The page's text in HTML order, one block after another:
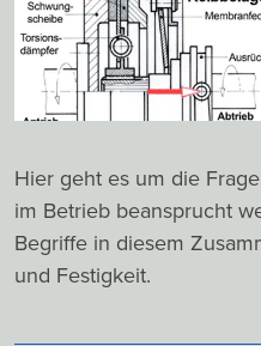
Hier geht es um die
im Betrieb beansprucht
Begriffe in diesem
und Festigkeit.